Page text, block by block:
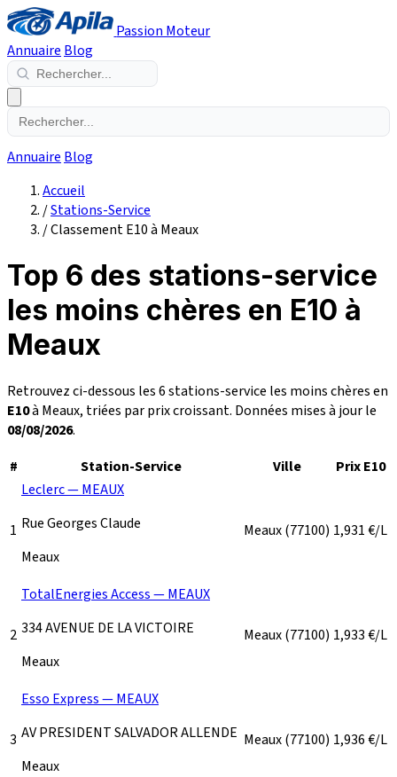
Passion Moteur
Annuaire Blog
Annuaire Blog
Accueil
/Stations-Service
/Classement E10 à Meaux
Top 6 des stations-service
les moins chères en E10 à
Meaux
Retrouvez ci-dessous les 6 stations-service les moins chères en
E10à Meaux, triées par prix croissant. Données mises à jour le
08/08/2026.
#
Station-Service Ville Prix E10
1
Leclerc — MEAUX
Rue Georges Claude
Meaux
Meaux(77100) 1,931€/L
2
TotalEnergies Access — MEAUX
334 AVENUE DE LA VICTOIRE
Meaux
Meaux(77100) 1,933€/L
3
Esso Express — MEAUX
AV PRESIDENT SALVADOR ALLENDE
Meaux
Meaux(77100) 1,936€/L